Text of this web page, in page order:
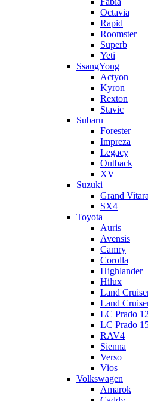
Octavia
Rapid
Roomster
Superb
Yeti
SsangYong
Actyon
Kyron
Rexton
Stavic
Subaru
Forester
Impreza
Legacy
Outback
XV
Suzuki
Grand Vitara
SX4
Toyota
Auris
Avensis
Camry
Corolla
Highlander
Hilux
Land
Land
LC Prado
LC Prado
RAV4
Sienna
Verso
Vios
Volkswagen
Amarok